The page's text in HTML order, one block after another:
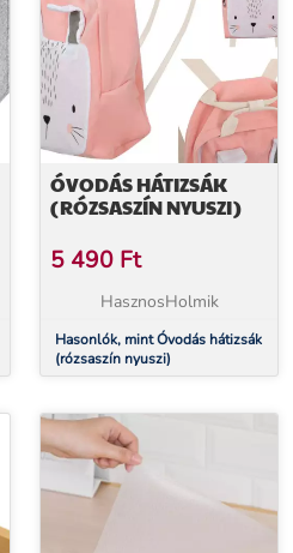
ÓVODÁS HÁTIZSÁK
(RÓZSASZÍN NYUSZI)
5 490 Ft
HasznosHolmik
Hasonlók, mint Óvodás hátizsák
(rózsaszín nyuszi)